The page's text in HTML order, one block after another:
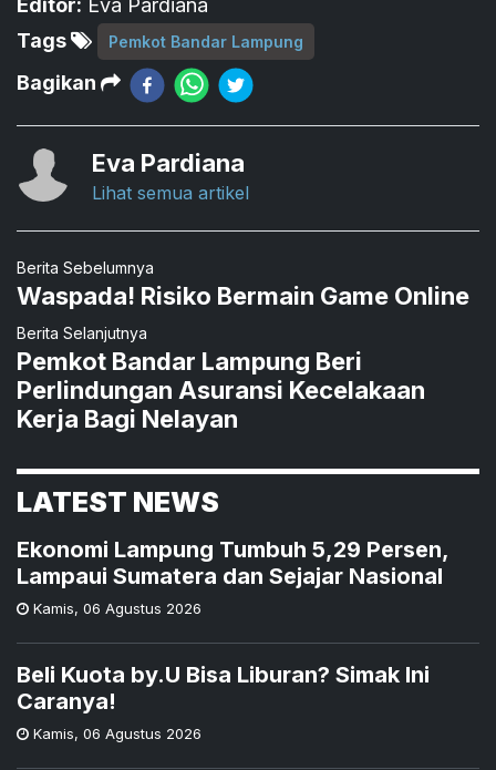
Editor: Eva Pardiana
Tags
Pemkot Bandar Lampung
Bagikan
Eva Pardiana
Lihat semua artikel
Berita Sebelumnya
Waspada! Risiko Bermain Game Online
Berita Selanjutnya
Pemkot Bandar Lampung Beri
Perlindungan Asuransi Kecelakaan
Kerja Bagi Nelayan
LATEST NEWS
Ekonomi Lampung Tumbuh 5,29 Persen,
Lampaui Sumatera dan Sejajar Nasional
Kamis, 06 Agustus 2026
Beli Kuota by.U Bisa Liburan? Simak Ini
Caranya!
Kamis, 06 Agustus 2026